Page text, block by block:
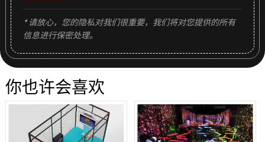
* 请放心，您的隐私对我们很重要，我们将对您提供的所有
信息进行保密处理。
你也许会喜欢